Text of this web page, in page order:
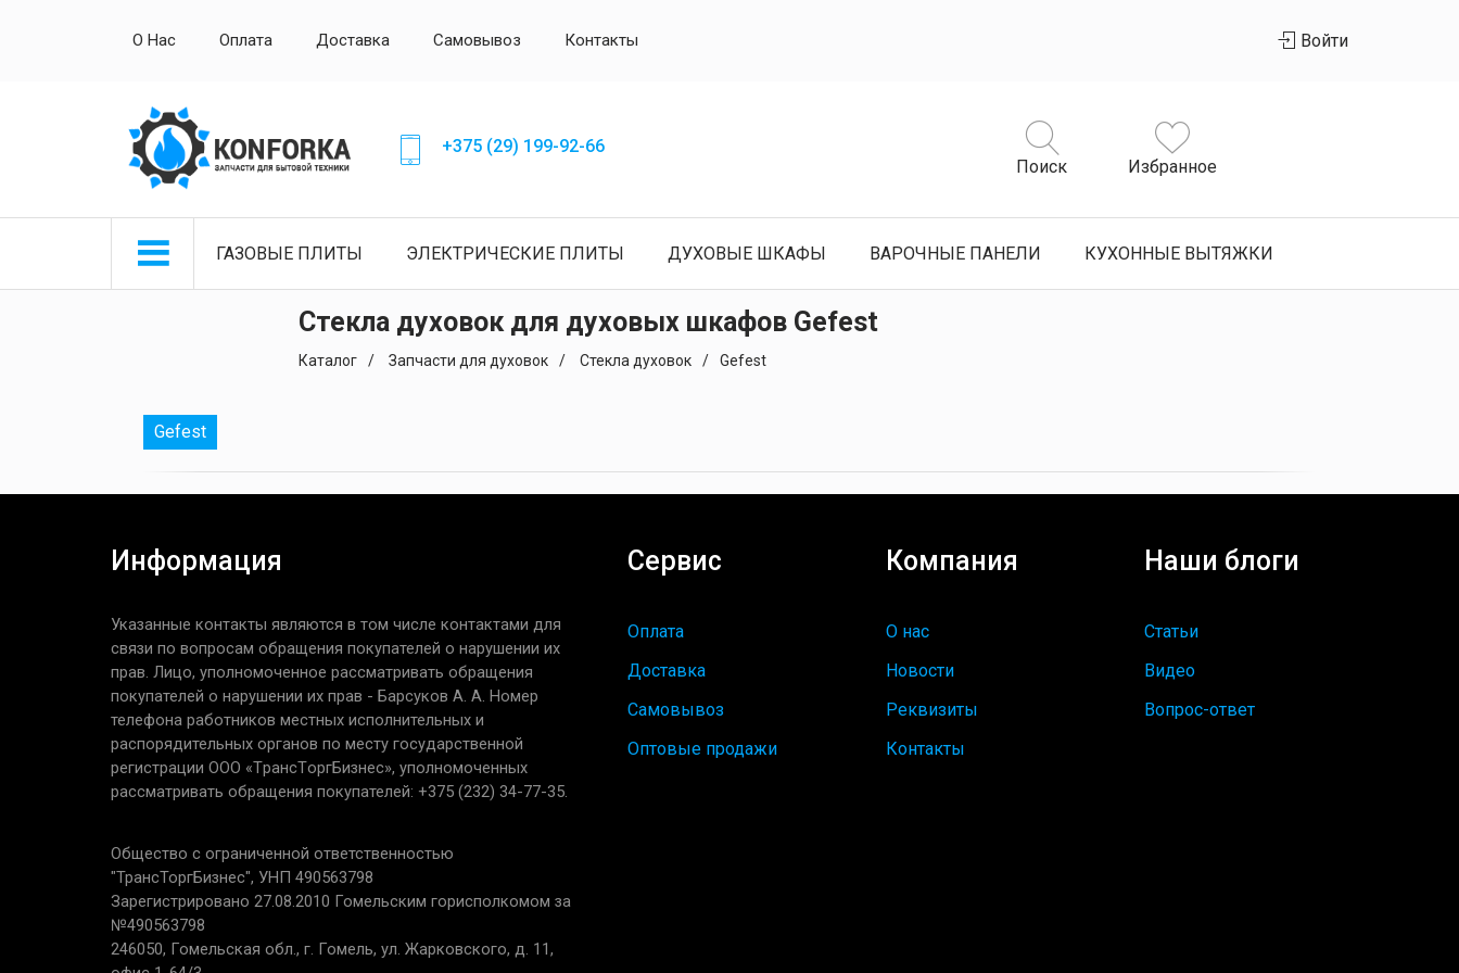
О Нас Оплата Доставка Самовывоз Контакты Войти
+375 (29) 199-92-66
Поиск
Избранное
ГАЗОВЫЕ ПЛИТЫ ЭЛЕКТРИЧЕСКИЕ ПЛИТЫ ДУХОВЫЕ ШКАФЫ ВАРОЧНЫЕ ПАНЕЛИ КУХОННЫЕ ВЫТЯЖКИ
Стекла духовок для духовых шкафов Gefest
Каталог Запчасти для духовок Стекла духовок Gefest
Gefest
Информация
Указанные контакты являются в том числе контактами для
связи по вопросам обращения покупателей о нарушении их
прав. Лицо, уполномоченное рассматривать обращения
покупателей о нарушении их прав - Барсуков А. А. Номер
телефона работников местных исполнительных и
распорядительных органов по месту государственной
регистрации ООО «TрaнcТopгБизнec», уполномоченных
рассматривать обращения покупателей: +375 (232) 34-77-35.
Общество с ограниченной ответственностью
"ТрансТоргБизнес", УНП 490563798
Зарегистрировано 27.08.2010 Гомельским горисполкомом за
№490563798
246050, Гомельская обл., г. Гомель, ул. Жарковского, д. 11,
Сервис
Оплата
Доставка
Самовывоз
Оптовые продажи
Компания
О нас
Новости
Реквизиты
Контакты
Наши блоги
Статьи
Видео
Вопрос-ответ